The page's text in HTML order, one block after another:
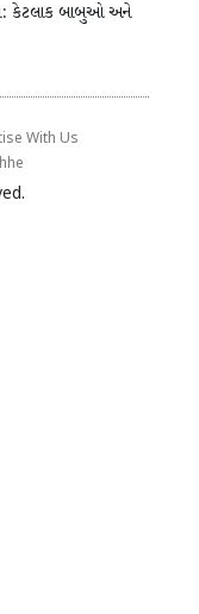
કેટલાક બાબુઓ અને
With Us